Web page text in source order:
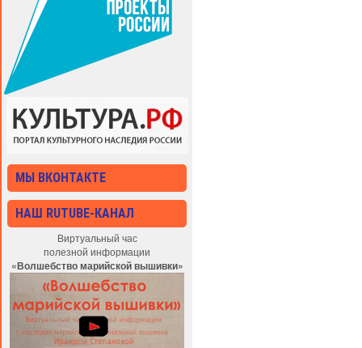
МЫ ВКОНТАКТЕ
НАШ RUTUBE-КАНАЛ
Виртуальный час
полезной информации
«Волшебство марийской вышивки»